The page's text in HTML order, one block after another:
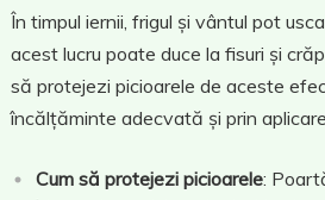
În timpul iernii, frigul și vântul pot
acest lucru poate duce la fisuri și
să protejezi picioarele de aceste
încălțăminte adecvată și prin
Cum să protejezi picioarele: